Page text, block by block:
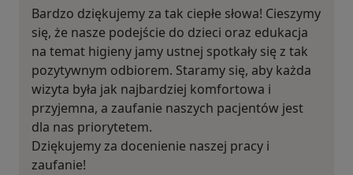
Bardzo dziękujemy za tak ciepłe słowa! Cieszymy
się, że nasze podejście do dzieci oraz edukacja
na temat higieny jamy ustnej spotkały się z tak
pozytywnym odbiorem. Staramy się, aby każda
wizyta była jak najbardziej komfortowa i
przyjemna, a zaufanie naszych pacjentów jest
dla nas priorytetem.
Dziękujemy za docenienie naszej pracy i
zaufanie!